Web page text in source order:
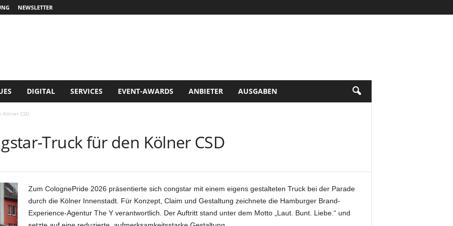
NEWSLETTER
DIGITAL SERVICES EVENT-AWARDS ANBIETER AUSGABEN
CSD
Truck für den Kölner CSD
Zum ColognePride 2026 präsentierte sich congstar mit einem eigens gestalteten Truck bei der Parade
durch die Kölner Innenstadt. Für Konzept, Claim und Gestaltung zeichnete die Hamburger Brand-
Experience-Agentur The Y verantwortlich. Der Auftritt stand unter dem Motto „Laut. Bunt. Liebe.“ und